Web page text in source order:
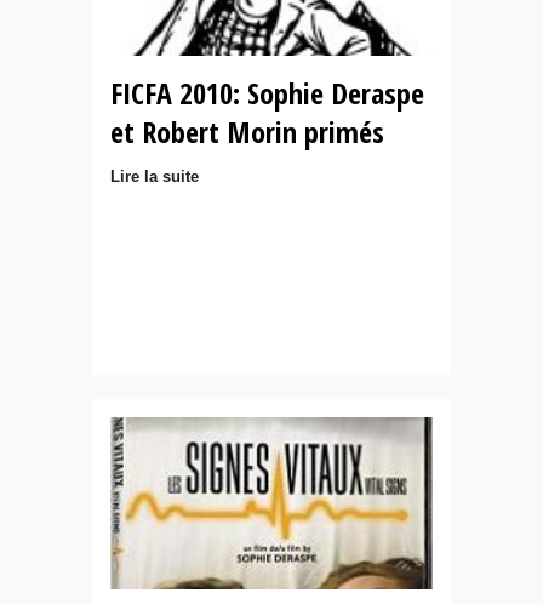
FICFA 2010: Sophie Deraspe
et Robert Morin primés
Lire la suite